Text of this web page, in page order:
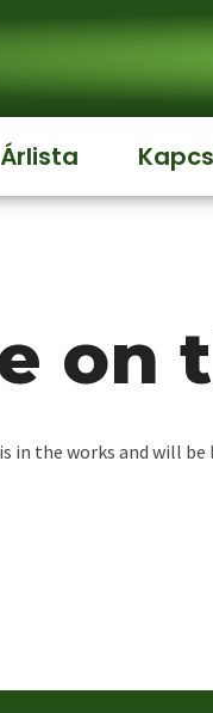
Árlista
on
in the works and will be